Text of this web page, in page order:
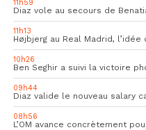
11h59
Diaz vole au secours de
11h13
Højbjerg au Real Madrid, l’idée
10h26
Ben Seghir a suivi la victoire
09h44
Diaz valide le nouveau salary
08h56
L’OM avance concrètement